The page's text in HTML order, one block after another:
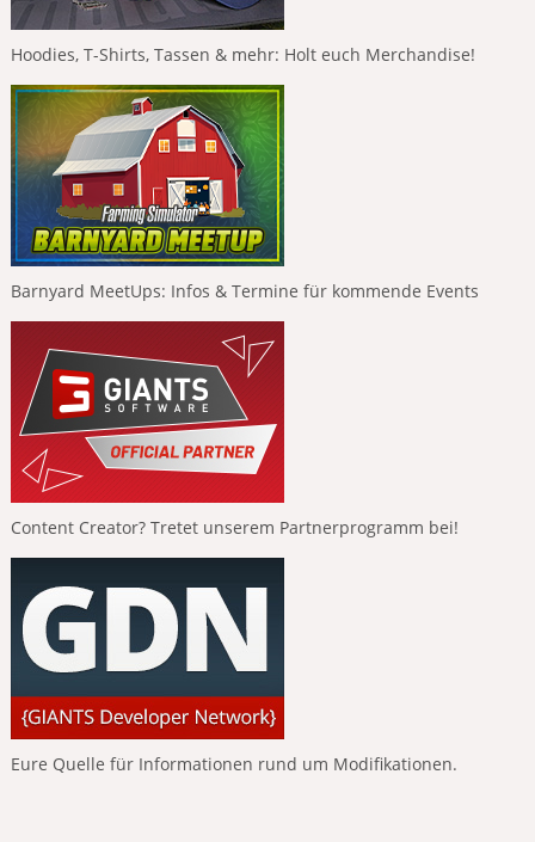
Hoodies, T-Shirts, Tassen & mehr: Holt euch Merchandise!
Barnyard MeetUps: Infos & Termine für kommende Events
Content Creator? Tretet unserem Partnerprogramm bei!
Eure Quelle für Informationen rund um Modifikationen.